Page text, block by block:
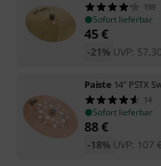
159
Sofort lieferbar
45€
UVP: 57,30
-21%
Paiste 14" PSTX
14
Sofort lieferbar
88€
UVP: 107 €
-18%